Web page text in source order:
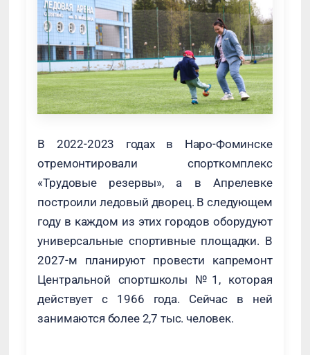
В 2022-2023 годах в Наро-Фоминске
отремонтировали спорткомплекс
«Трудовые резервы», а в Апрелевке
построили ледовый дворец. В следующем
году в каждом из этих городов оборудуют
универсальные спортивные площадки. В
2027-м планируют провести капремонт
Центральной спортшколы №1, которая
действует с 1966 года. Сейчас в ней
занимаются более 2,7 тыс. человек.